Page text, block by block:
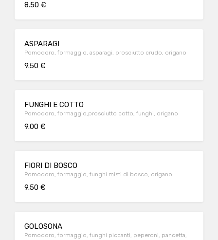
8.50 €
ASPARAGI
Pomodoro, formaggio, asparagi, prosciutto crudo, origano
9.50 €
FUNGHI E COTTO
Pomodoro, formaggio,prosciutto cotto, funghi, origano
9.00 €
FIORI DI BOSCO
Pomodoro, formaggio, funghi misti di bosco, origano
9.50 €
GOLOSONA
Pomodoro, formaggio, funghi piccanti, peperoni, pancetta,